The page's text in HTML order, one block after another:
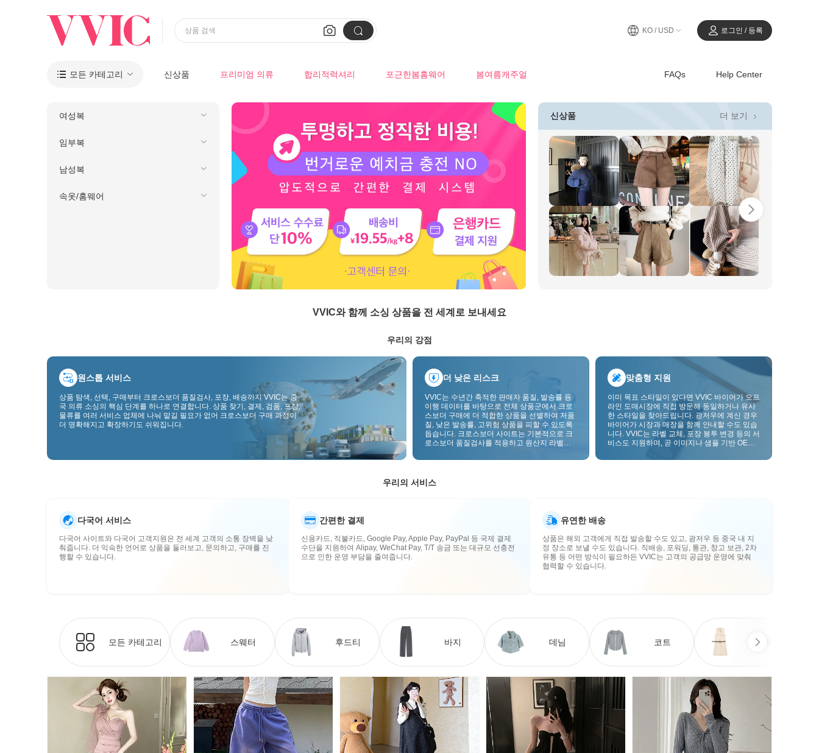
 
상품 검색 KO / USD 로그인 / 등록
 모든 카테고리 신상품 프리미엄 의류 합리적럭셔리 포근한봄홈웨어 봄여름캐주얼 FAQs Help Center
여성복
임부복
남성복
속옷/홈웨어
신상품 더 보기 
VVIC와 함께 소싱 상품을 전 세계로 보내세요
우리의 강점
원스톱 서비스
상품 탐색, 선택, 구매부터 크로스보더 품질검사, 포장, 배송까지 VVIC는 중
국 의류 소싱의 핵심 단계를 하나로 연결합니다. 상품 찾기, 결제, 검품, 포장,
물류를 여러 서비스 업체에 나눠 맡길 필요가 없어 크로스보더 구매 과정이
더 명확해지고 확장하기도 쉬워집니다.
더 낮은 리스크
VVIC는 수년간 축적한 판매자 품질, 발송률 등
이행 데이터를 바탕으로 전체 상품군에서 크로
스보더 구매에 더 적합한 상품을 선별하여 저품
질, 낮은 발송률, 고위험 상품을 피할 수 있도록
돕습니다. 크로스보더 사이트는 기본적으로 크
로스보더 품질검사를 적용하고 원산지 라벨을
낮춥니다.
맞춤형 지원
이미 목표 스타일이 있다면 VVIC 바이어가 오프
라인 도매시장에 직접 방문해 동일하거나 유사
한 스타일을 찾아드립니다. 광저우에 계신 경우
바이어가 시장과 매장을 함께 안내할 수도 있습
니다. VVIC는 라벨 교체, 포장 봉투 변경 등의 서
비스도 지원하며, 곧 이미지나 샘플 기반 OEM
를 비즈니스에 더 잘 맞는 공급망 역량으로 전환
우리의 서비스
다국어 서비스
다국어 사이트와 다국어 고객지원은 전 세계 고객의 소통 장벽을 낮
춰줍니다. 더 익숙한 언어로 상품을 둘러보고, 문의하고, 구매를 진
행할 수 있습니다.
간편한 결제
신용카드, 직불카드, Google Pay, Apple Pay, PayPal 등 국제 결제
수단을 지원하여 Alipay, WeChat Pay, T/T 송금 또는 대규모 선충전
으로 인한 운영 부담을 줄여줍니다.
유연한 배송
상품은 해외 고객에게 직접 발송할 수도 있고, 광저우 등 중국 내 지
정 장소로 보낼 수도 있습니다. 직배송, 포워딩, 통관, 창고 보관, 2차
유통 등 어떤 방식이 필요하든 VVIC는 고객의 공급망 운영에 맞춰
협력할 수 있습니다.
모든 카테고리 스웨터 후드티 바지 데님 코트 원피스